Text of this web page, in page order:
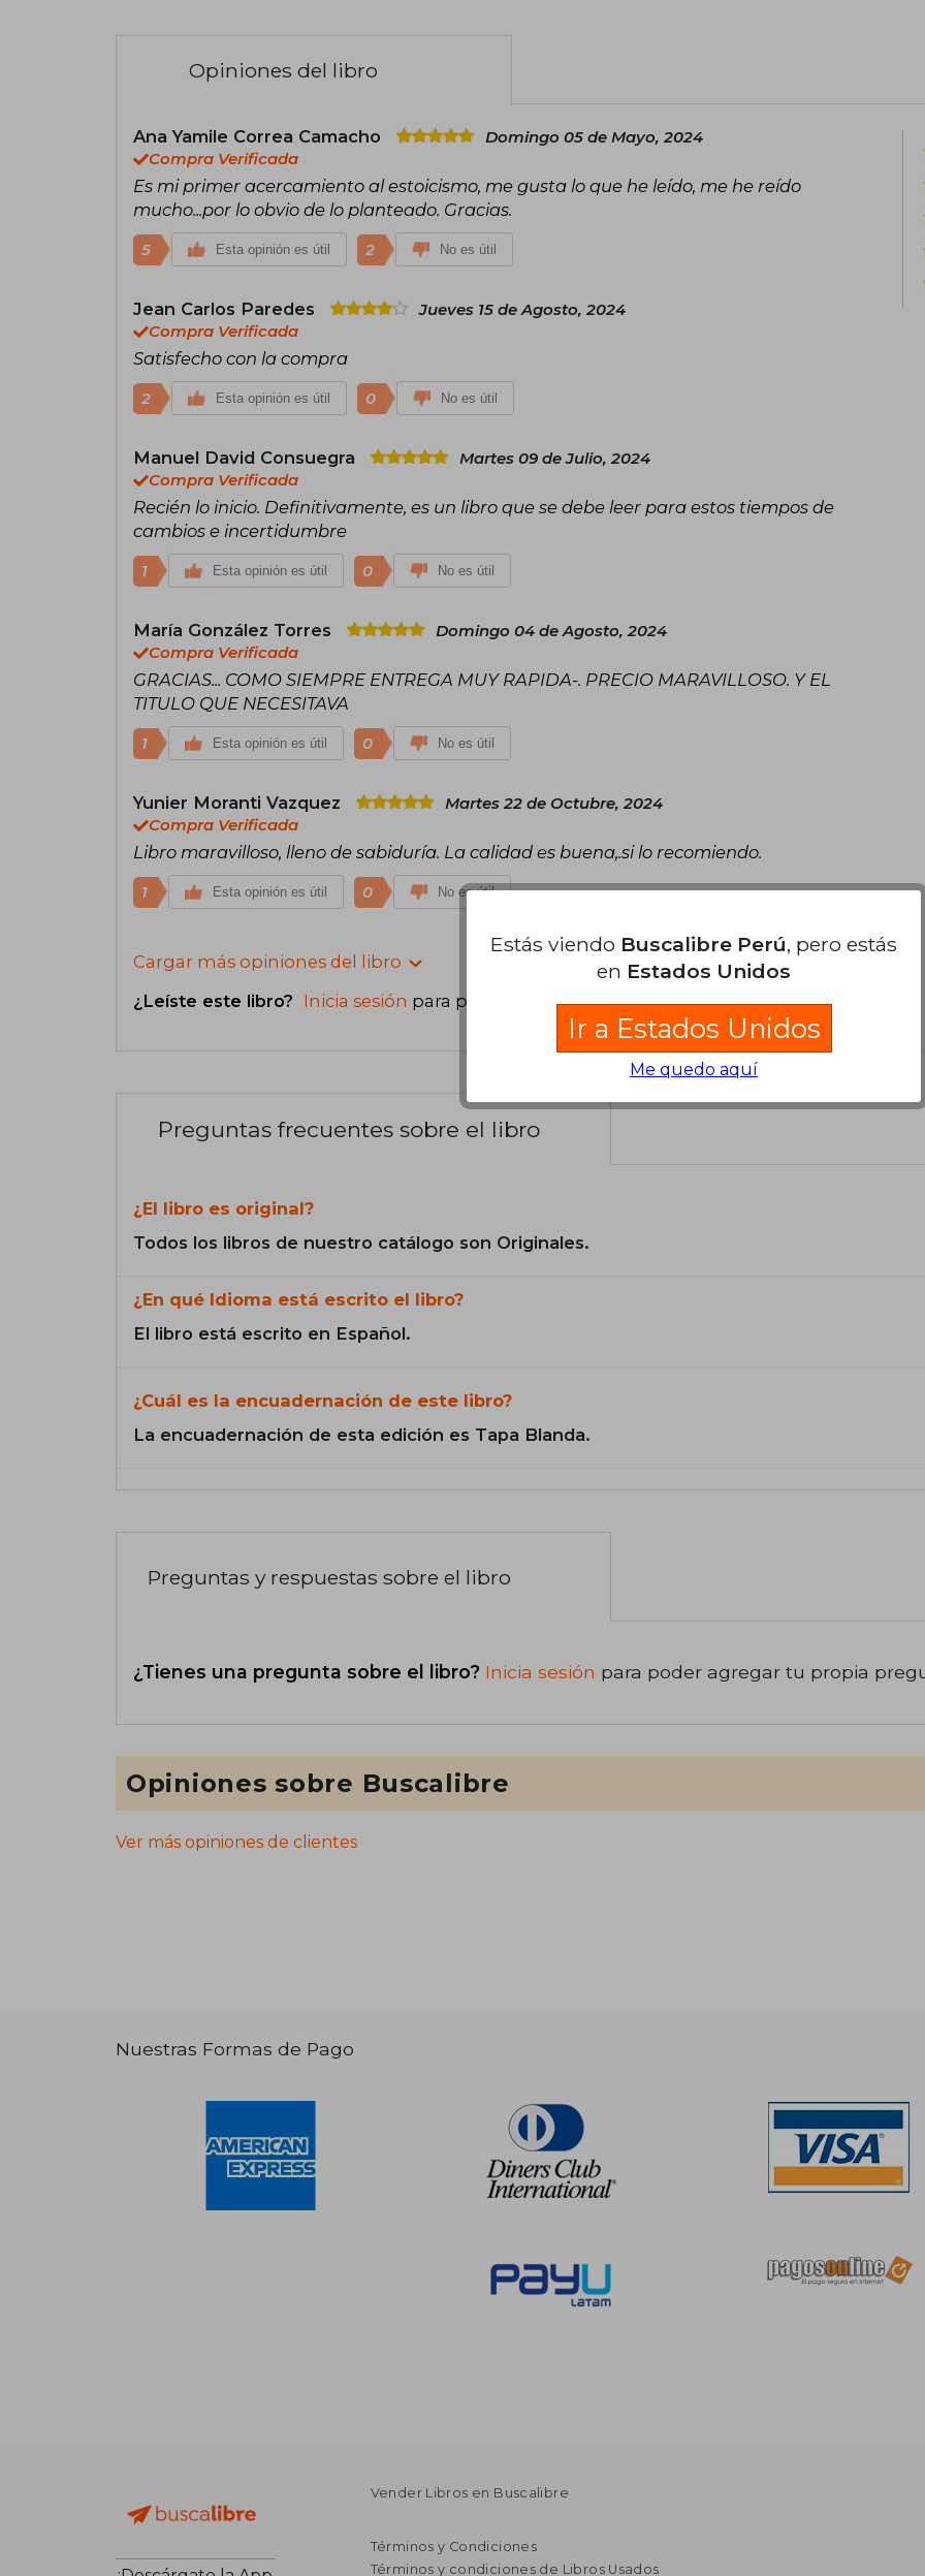
provincias del este liderada por
brevemente en solitario tras la muerte
Peste antonina en 169, aunque
La gran obra de Marco Aurelio,
durante las campañas de la década
monumento al gobierno perfecto. Se
Opiniones del libro
Ana Yamile Correa Camacho
Domingo 05 de Mayo, 2024
Compra Verificada
Es mi primer acercamiento al estoicismo, me gusta lo que he leído, me he reído
mucho...por lo obvio de lo planteado. Gracias.
5 Esta opinión es útil 2 No es útil
Jean Carlos Paredes
Jueves 15 de Agosto, 2024
Compra Verificada
Satisfecho con la compra
2 Esta opinión es útil 0 No es útil
Manuel David Consuegra
Martes 09 de Julio, 2024
Compra Verificada
Recién lo inicio. Definitivamente, es un libro que se debe leer para estos tiempos de
cambios e incertidumbre
1 Esta opinión es útil 0 No es útil
María González Torres
Domingo 04 de Agosto, 2024
Compra Verificada
GRACIAS... COMO SIEMPRE ENTREGA MUY RAPIDA-. PRECIO MARAVILLOSO. Y EL
TITULO QUE NECESITAVA
1 Esta opinión es útil 0 No es útil
Yunier Moranti Vazquez
Martes 22 de Octubre, 2024
Compra Verificada
Libro maravilloso, lleno de sabiduría. La calidad es buena,.si lo recomiendo.
1 Esta opinión es útil 0 No es útil
Cargar más opiniones del libro
¿Leíste este libro? Inicia sesión para poder agregar tu propia evaluación.
Preguntas frecuentes sobre el libro
¿El libro es original?
Todos los libros de nuestro catálogo son Originales.
¿En qué Idioma está escrito el libro?
El libro está escrito en Español.
¿Cuál es la encuadernación de este libro?
La encuadernación de esta edición es Tapa Blanda.
Preguntas y respuestas sobre el libro
¿Tienes una pregunta sobre el libro? Inicia sesión para poder agregar tu propia
Opiniones sobre Buscalibre
Ver más opiniones de clientes
Nuestras Formas de Pago
Vender Libros en Buscalibre
Términos y Condiciones
Términos y condiciones de Libros Usados
Estás viendo Buscalibre Perú, pero estás
en Estados Unidos
Ir a Estados Unidos
Me quedo aquí